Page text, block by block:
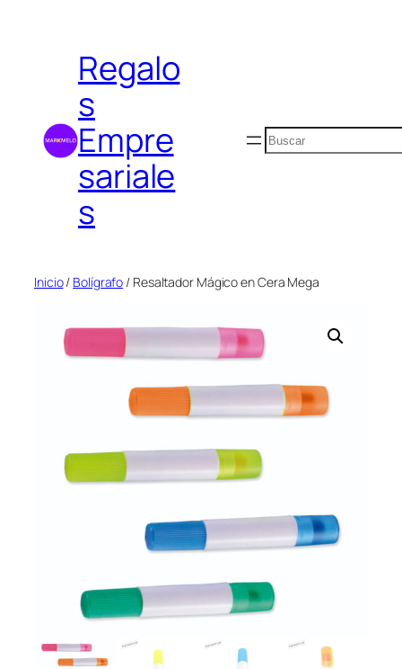
contenidoRegalo
s
Empre
sariale
s
Buscar
Inicio/ Bolígrafo / Resaltador Mágico en Cera Mega